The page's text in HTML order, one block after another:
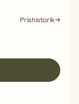
Prishistorik